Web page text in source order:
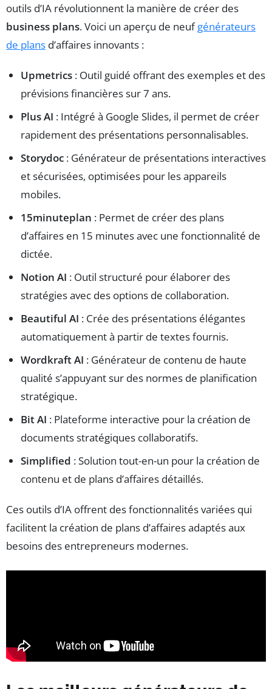
outils d’IA révolutionnent la manière de créer des
business plans. Voici un aperçu de neufgénérateurs
de plans d’affaires innovants :
Upmetrics : Outil guidé offrant des exemples et des
prévisions financières sur 7 ans.
Plus AI : Intégré à Google Slides, il permet de créer
rapidement des présentations personnalisables.
Storydoc : Générateur de présentations interactives
et sécurisées, optimisées pour les appareils
mobiles.
15minuteplan : Permet de créer des plans
d’affaires en 15 minutes avec une fonctionnalité de
dictée.
Notion AI : Outil structuré pour élaborer des
stratégies avec des options de collaboration.
Beautiful AI : Crée des présentations élégantes
automatiquement à partir de textes fournis.
Wordkraft AI : Générateur de contenu de haute
qualité s’appuyant sur des normes de planification
stratégique.
Bit AI : Plateforme interactive pour la création de
documents stratégiques collaboratifs.
Simplified : Solution tout-en-un pour la création de
contenu et de plans d’affaires détaillés.
Ces outils d’IA offrent des fonctionnalités variées qui
facilitent la création de plans d’affaires adaptés aux
besoins des entrepreneurs modernes.